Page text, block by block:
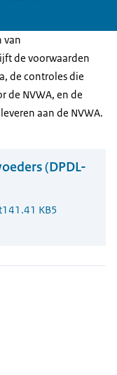
van
de voorwaarden
de controles die
de NVWA, en de
aan de NVWA.
(DPDL-
141.41 KB5